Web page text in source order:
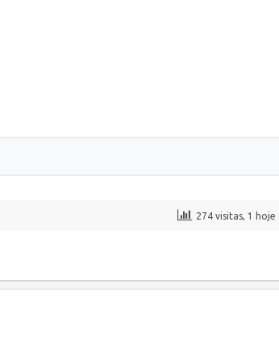
274 visitas, 1 hoje